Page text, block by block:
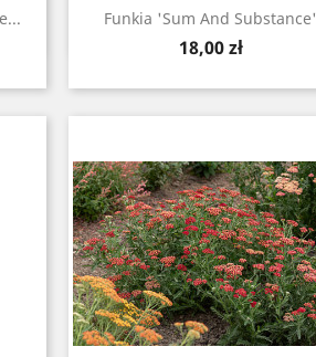
Funkia 'Sum And Substance'
Cena
18,00 zł
 Szybki podgląd